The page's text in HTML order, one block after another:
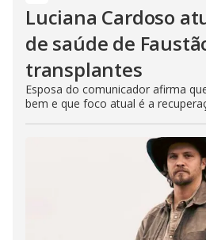
Luciana Cardoso
de saúde de
transplantes
Esposa do comunicador afirma
bem e que foco atual é a